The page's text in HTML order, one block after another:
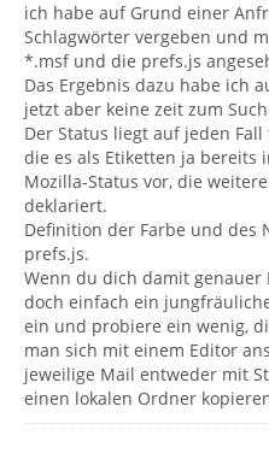
ich habe auf Grund einer
Schlagwörter vergeben und
*.msf und die prefs.js
Das Ergebnis dazu habe ich
jetzt aber keine zeit zum
Der Status liegt auf jeden
die es als Etiketten ja bereits
Mozilla-Status vor, die
deklariert.
Definition der Farbe und des
prefs.js.
Wenn du dich damit
doch einfach ein
ein und probiere ein wenig,
man sich mit einem Editor
jeweilige Mail entweder mit
einen lokalen Ordner